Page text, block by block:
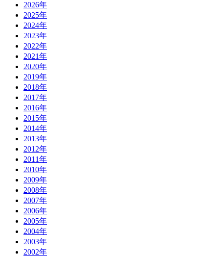
2026年
2025年
2024年
2023年
2022年
2021年
2020年
2019年
2018年
2017年
2016年
2015年
2014年
2013年
2012年
2011年
2010年
2009年
2008年
2007年
2006年
2005年
2004年
2003年
2002年